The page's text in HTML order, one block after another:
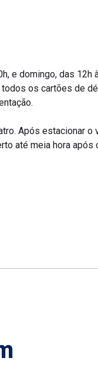
e domingo, das 12h
os cartões de
Após estacionar o
até meia hora